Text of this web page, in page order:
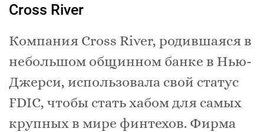
Cross River
Компания Cross River, родившаяся в
небольшом общинном банке в Нью-
Джерси, использовала свой статус
FDIC, чтобы стать хабом для самых
крупных в мире финтехов. Фирма